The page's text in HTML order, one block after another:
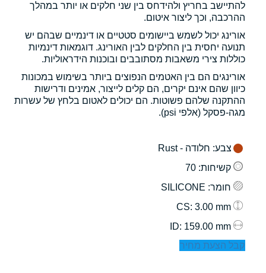
להתיישב בחריץ ולהידחס בין שני חלקים או יותר במהלך
ההרכבה, וכך ליצור איטום.
אורינג יכול לשמש ביישומים סטטיים או דינמיים שבהם יש
תנועה יחסית בין החלקים לבין האורינג. דוגמאות דינמיות
כוללות צירי משאבות מסתובבים ובוכנות הידראוליות.
אורינגים הם בין האטמים הנפוצים ביותר בשימוש במכונות
כיוון שהם אינם יקרים, הם קלים לייצור, אמינים ודרישות
ההתקנה שלהם פשוטות. הם יכולים לאטום בלחץ של עשרות
מגה-פסקל (אלפי psi).
צבע: חלודה - Rust
קשיחות: 70
חומר: SILICONE
: 3.00 mm
: 159.00 mm
קבל הצעת מחיר